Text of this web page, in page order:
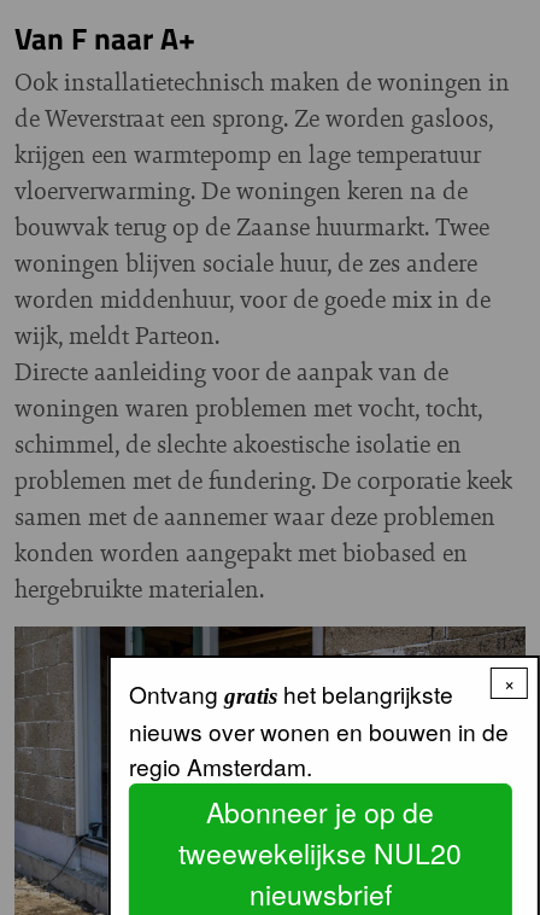
Van F naar A+
Ook installatietechnisch maken de woningen in
de Weverstraat een sprong. Ze worden gasloos,
krijgen een warmtepomp en lage temperatuur
vloerverwarming. De woningen keren na de
bouwvak terug op de Zaanse huurmarkt. Twee
woningen blijven sociale huur, de zes andere
worden middenhuur, voor de goede mix in de
wijk, meldt Parteon.
Directe aanleiding voor de aanpak van de
woningen waren problemen met vocht, tocht,
schimmel, de slechte akoestische isolatie en
problemen met de fundering. De corporatie keek
samen met de aannemer waar deze problemen
konden worden aangepakt met biobased en
hergebruikte materialen.
Image
×
Ontvang gratishet belangrijkste
nieuws over wonen en bouwen in de
regio Amsterdam.
Abonneer je op de
tweewekelijkse NUL20
nieuwsbrief